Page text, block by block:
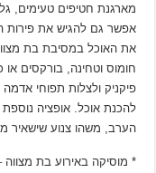
מארגנת חטיפים טעימים,
אפשר גם להגיש את פירות
את האוכל במסיבת בת
חומוס וטחינה, בורקסים
פיקניק ולצלות תפוחי
להכנת אוכל. אופציה
הערב, משהו צנוע שישאיר
* מוסיקה באירוע בת מצווה